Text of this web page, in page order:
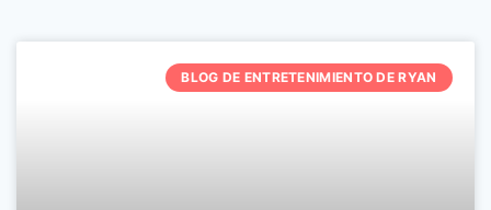
BLOG DE ENTRETENIMIENTO DE RYAN